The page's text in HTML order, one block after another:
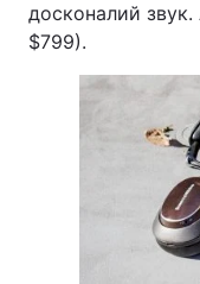
досконалий звук.
$799).